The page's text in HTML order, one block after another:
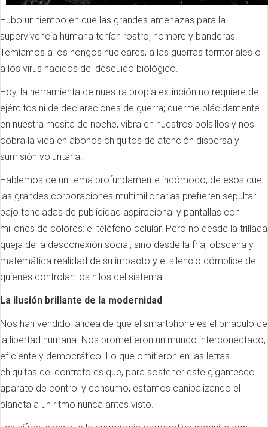
Hubo un tiempo en que las grandes amenazas para la
supervivencia humana tenían rostro, nombre y banderas.
Temíamos a los hongos nucleares, a las guerras territoriales o
a los virus nacidos del descuido biológico.
Hoy, la herramienta de nuestra propia extinción no requiere de
ejércitos ni de declaraciones de guerra; duerme plácidamente
en nuestra mesita de noche, vibra en nuestros bolsillos y nos
cobra la vida en abonos chiquitos de atención dispersa y
sumisión voluntaria.
Hablemos de un tema profundamente incómodo, de esos que
las grandes corporaciones multimillonarias prefieren sepultar
bajo toneladas de publicidad aspiracional y pantallas con
millones de colores: el teléfono celular. Pero no desde la trillada
queja de la desconexión social, sino desde la fría, obscena y
matemática realidad de su impacto y el silencio cómplice de
quienes controlan los hilos del sistema.
La ilusión brillante de la modernidad
Nos han vendido la idea de que el smartphone es el pináculo de
la libertad humana. Nos prometieron un mundo interconectado,
eficiente y democrático. Lo que omitieron en las letras
chiquitas del contrato es que, para sostener este gigantesco
aparato de control y consumo, estamos canibalizando el
planeta a un ritmo nunca antes visto.